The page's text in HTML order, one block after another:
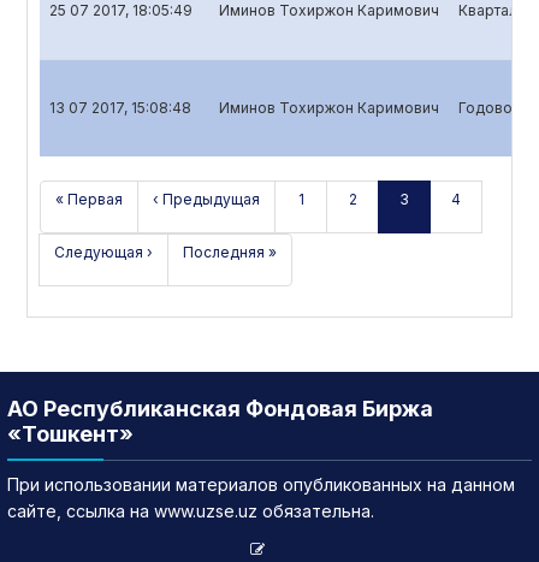
25 07 2017, 18:05:49 Иминов Тохиржон Каримович
13 07 2017, 15:08:48 Иминов Тохиржон Каримович Годовой
« Первая ‹ Предыдущая 1 2 3 4
Следующая › Последняя »
АО Республиканская Фондовая Биржа
«Тошкент»
При использовании материалов опубликованных на данном
сайте, ссылка на www.uzse.uz обязательна.